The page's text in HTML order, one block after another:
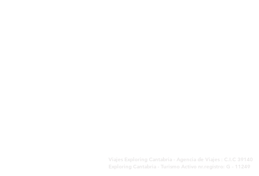
Viajes Exploring Cantabria - Agencia de Viajes : C.I.C 39140
Exploring Cantabria - Turismo Activo nr.registro: G - 11249